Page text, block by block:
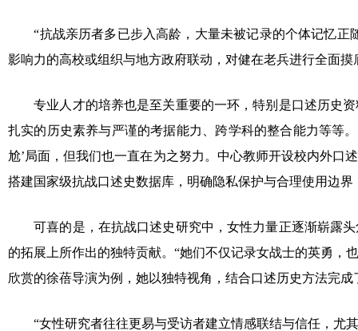
“抗战亲历者多已步入高龄，大量未被记录的个体记忆正
影响力的高校或组织与地方政府联动，对健在老兵进行全面摸
专业人才的培养也是至关重要的一环，特别是口述历史资
扎实的历史素养与严谨的考据能力、跨学科的整合能力等等
尬’局面，但我们也一直在为之努力。中心教师开设校内外
搭建国家级抗战口述史数据库，明确隐私保护与合理使用边界
可喜的是，在抗战口述史研究中，女性力量正逐渐崭露头
的拓展上所作出的独特贡献。“她们不仅记录女战士的英勇
欣赏的徐蓓导演为例，她以独特视角，结合口述历史方法完
“女性研究者往往更易与受访者建立情感联结与信任，尤